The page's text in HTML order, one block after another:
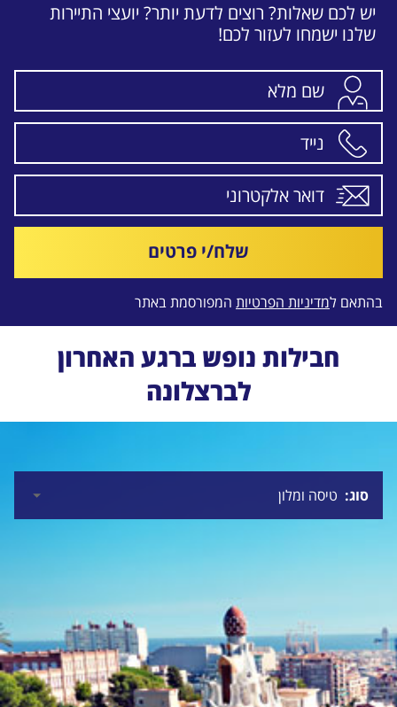
יש לכם שאלות? רוצים לדעת יותר? יועצי התיירות
שלנו ישמחו לעזור לכם!
שלח/י פרטים
בהתאם למדיניות הפרטיות המפורסמת באתר
חבילות נופש ברגע האחרון
לברצלונה
סוג